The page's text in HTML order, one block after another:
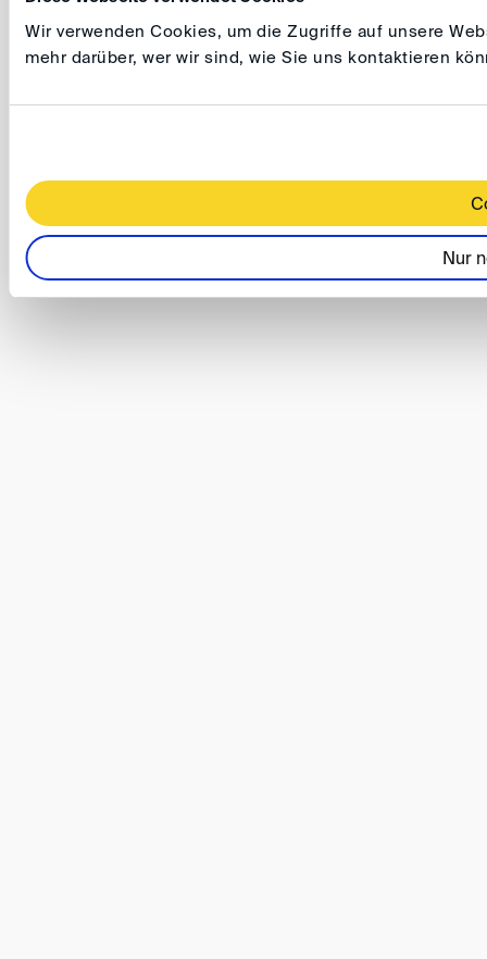
Wir verwenden Cookies, um die Zugriffe auf unsere
mehr darüber, wer wir sind, wie Sie uns kontaktieren
Nur